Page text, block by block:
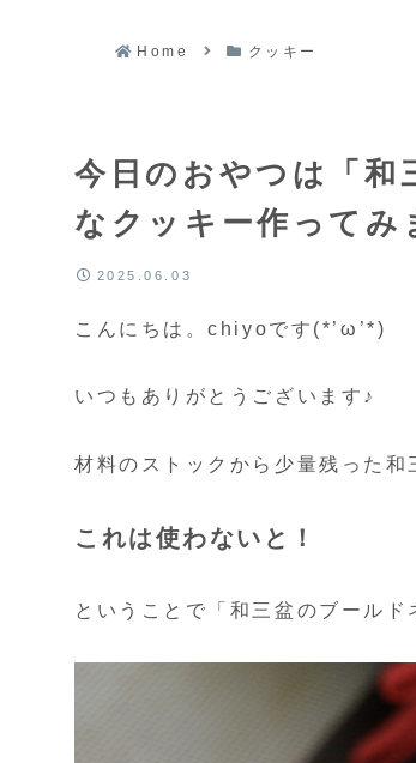
Home クッキー
今日のおやつは「
なクッキー作ってみ
2025.06.03
こんにちは。chiyoです(*’ω’*)
いつもありがとうございます♪
材料のストックから少量残った和
これは使わないと！
ということで「和三盆のブール